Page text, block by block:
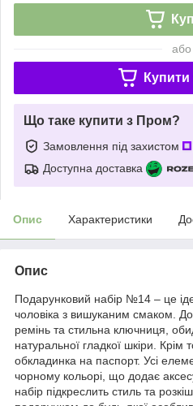
або
Купити
Що таке купити з Пром?
Замовлення під захистом
Доступна доставка
Опис Характеристики
Опис
Подарунковий набір №14 – це
чоловіка з вишуканим смаком. До
ремінь та стильна ключниця,
натуральної гладкої шкіри. Крім
обкладинка на паспорт. Усі
чорному кольорі, що додає
набір підкреслить стиль та